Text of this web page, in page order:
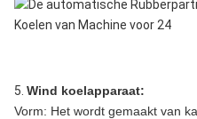
5. Wind koelapparaat:
Vorm: Het wordt gemaakt van